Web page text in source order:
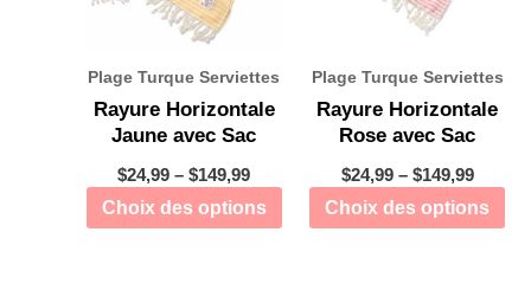
Plage Turque Serviettes
Rayure Horizontale
Jaune avec Sac
$24,99 –$149,99
Choix des options
Plage Turque Serviettes
Rayure Horizontale
Rose avec Sac
$24,99– $149,99
Choix des options